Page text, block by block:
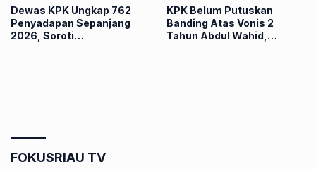
Dewas KPK Ungkap 762
Penyadapan Sepanjang
2026, Soroti
KPK Belum Putuskan
Banding Atas Vonis 2
Tahun Abdul Wahid,
FOKUSRIAU TV